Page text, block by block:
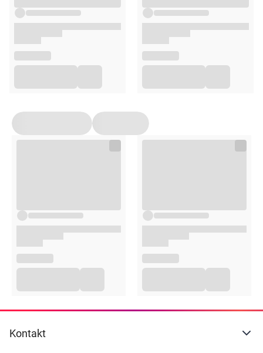
do uzyskania konsystencji pasty. Nałóż na umyte, lekko
wilgotne włosy, delikatnie wmasowując w skórę głowy.
Pozostaw na15–20 minut, następnie dokładnie spłucz
ciepłą wodą.
Do twarzy:
Nałóż na skórę twarzy, szczególnie na obszary dotknięte
wyschnięcia, po czym dokładnie zmyj wodą.
Opakowanie
Kontakt